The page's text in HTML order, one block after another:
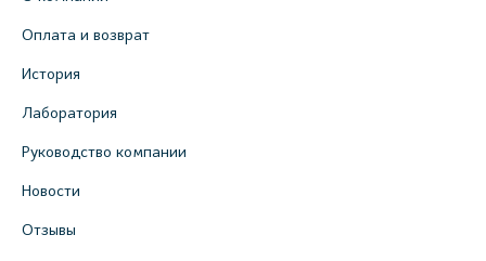
Оплата и возврат
История
Лаборатория
Руководство компании
Новости
Отзывы